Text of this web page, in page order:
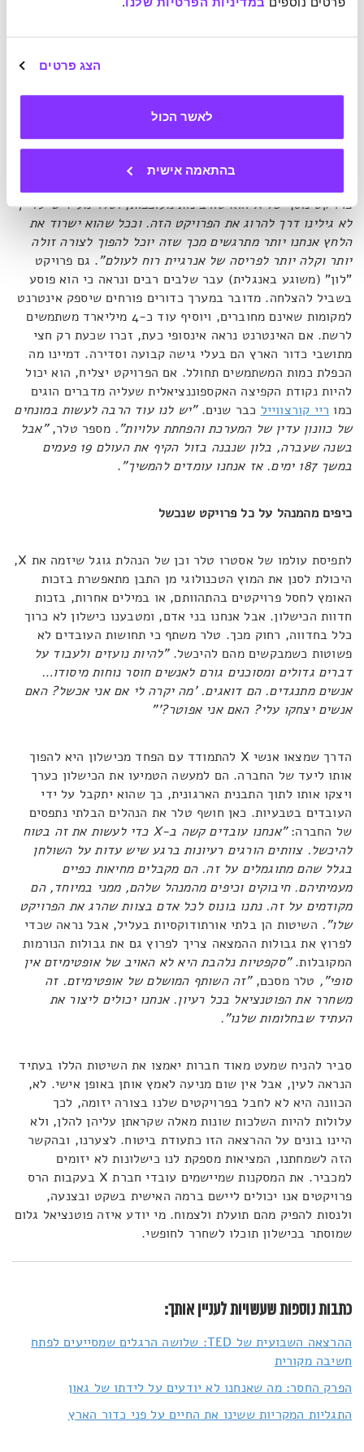
הצג פרטים
לאשר הכול
בהתאמה אישית
לעומת פרויקטים נטושים אלו, נחלה X הצלחה מרובה בהמצאת
הפעם היא דווקא הובילה את הצוות לפתיחת קו מחשבה חדש
שלו", מספר טלר."זו אחת מהמנטרות שלX. לפעמים הסטת
נקודת המבט שלכם היא יותר חזקה מלהיות חכמים"
ההוכחה לכך שעובדי החברה עושים מאמץ ניכר כדי להתגבר על
פרויקט נוסף של X הוא טורבינות מעופפות, וטלר מעיד
ש"עדיין
לא גילינו דרך להרוג את הפרויקט הזה. וככל שהוא ישרוד את
הלחץ אנחנו יותר מתרגשים מכך שזה יוכל להפוך לצורה זולה
יותר וקלה יותר לפריסה של אנרגיית רוח לעולם". גם פרויקט
"לון" (משוגע באנגלית) עבר שלבים רבים ונראה כי הוא פוסע
בשביל להצלחה. מדובר במערך כדורים פורחים שיספק אינטרנט
למקומות שאינם מחוברים, ויוסיף עוד כ-4 מיליארד משתמשים
לרשת. אם האינטרנט נראה אינסופי כעת, זכרו שכעת רק חצי
מתושבי כדור הארץ הם בעלי גישה קבועה וסדירה. דמיינו מה
הכפלת כמות המשתמשים תחולל. אם הפרויקט יצליח, הוא יכול
להיות נקודת הקפיצה האקספוננציאלית שעליה מדברים הוגים
כמו ריי קורצווייל כבר שנים."יש לנו עוד הרבה לעשות במונחים
של כוונון עדין של המערכת והפחתת עלויות". מספר טלר,"אבל
בשנה שעברה, בלון שנבנה בזול הקיף את העולם 19 פעמים
במשך 187 ימים. אז אנחנו עומדים להמשיך"
.
כיפים מהמנהל על כל פרויקט שנכשל
לתפיסת עולמו של אסטרו טלר וכן של הנהלת גוגל שיזמה את X,
היכולת לסנן את המוץ הטכנולוגי מן התבן מתאפשרת בזכות
האומץ לחסל פרויקטים בהתהוותם, או במילים אחרות, בזכות
חדוות הכישלון. אבל אנחנו בני אדם, ומטבענו כישלון לא כרוך
כלל בחדווה, רחוק מכך. טלר משתף כי תחושות העובדים לא
פשוטות כשמבקשים מהם להיכשל."להיות נועזים ולעבוד על
דברים גדולים ומסוכנים גורם לאנשים חוסר נוחות מיסודו…
אנשים מתנגדים. הם דואגים. 'מה יקרה לי אם אני אכשל? האם
אנשים יצחקו עלי? האם אני אפוטר?'"
הדרך שמצאו אנשי X להתמודד עם הפחד מכישלון היא להפוך
אותו ליעד של החברה. הם למעשה הטמיעו את הכישלון כערך
ויצקו אותו לתוך התבנית הארגונית, כך שהוא יתקבל על ידי
העובדים בטבעיות. כאן חושף טלר את הנהלים הבלתי נתפסים
של החברה:"אנחנו עובדים קשה ב-X כדי לעשות את זה בטוח
להיכשל. צוותים הורגים רעיונות ברגע שיש עדות על השולחן
בגלל שהם מתוגמלים על זה. הם מקבלים מחיאות כפיים
מעמיתיהם. חיבוקים וכיפים מהמנהל שלהם, ממני במיוחד, הם
מקודמים על זה. נתנו בונוס לכל אדם בצוות שהרג את הפרויקט
שלו". השיטות הן בלתי אורתודוקסיות בעליל, אבל נראה שכדי
לפרוץ את גבולות ההמצאה צריך לפרוץ גם את גבולות הנורמות
המקובלות."סקפטיות נלהבת היא לא האויב של אופטימיזם אין
סופי", טלר מסכם,"זה השותף המושלם של אופטימיזם. זה
משחרר את הפוטנציאל בכל רעיון. אנחנו יכולים ליצור את
העתיד שבחלומות שלנו".
סביר להניח שמעט מאוד חברות יאמצו את השיטות הללו בעתיד
הנראה לעין, אבל אין שום מניעה לאמץ אותן באופן אישי. לא,
הכוונה היא לא לחבל בפרויקטים שלנו בצורה יזומה, לכך
עלולות להיות השלכות שונות מאלה שקראתן עליהן להלן, ולא
היינו בונים על ההרצאה הזו כתעודת ביטוח. לצערנו, ובהקשר
הזה לשמחתנו, המציאות מספקת לנו כישלונות לא יזומים
למכביר. את המסקנות שמיישמים עובדי חברת X בעקבות הרס
פרויקטים אנו יכולים ליישם ברמה האישית בשקט ובצנעה,
ולנסות להפיק מהם תועלת ולצמוח. מי יודע איזה פוטנציאל גלום
שמוסתר בכישלון תוכלו לשחרר לחופשי.
כתבות נוספות שעשויות לעניין אותך:
ההרצאה השבועית של TED: שלושה הרגלים שמסייעים לפתח
חשיבה מקורית
הפרק החסר: מה שאנחנו לא יודעים על לידתו של גאון
התגליות המקריות ששינו את החיים על פני כדור הארץ